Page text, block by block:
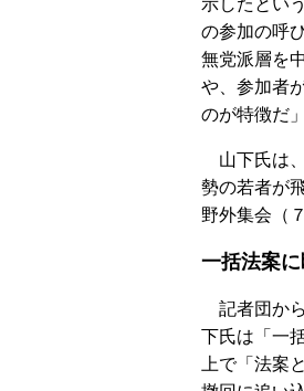
示したとい
の参加の呼
無党派層を
や、参加者
のが特徴だ
山下氏は
勢の若者が
野外集会（
一括法案
記者団か
下氏は「一
上で「法案